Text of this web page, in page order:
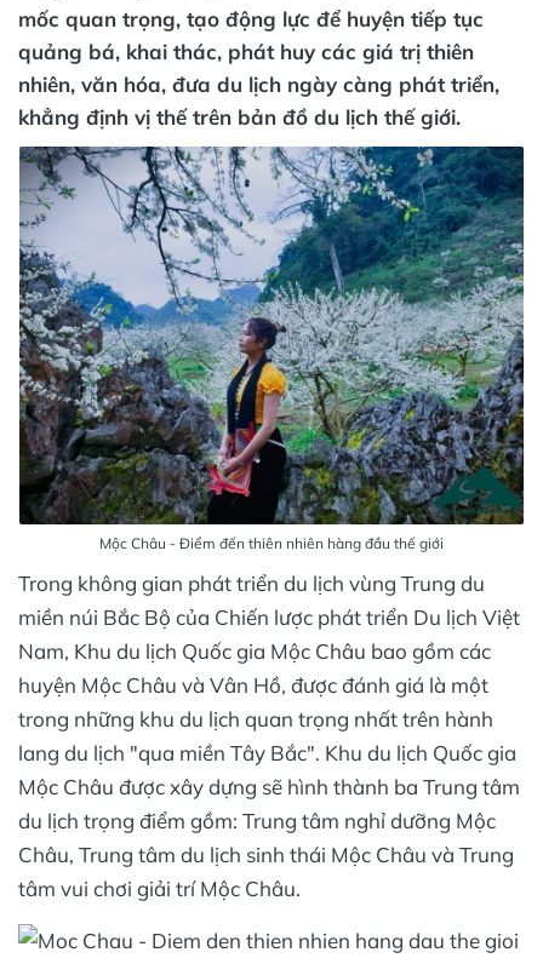
mốc quan trọng, tạo động lực để huyện tiếp tục
quảng bá, khai thác, phát huy các giá trị thiên
nhiên, văn hóa, đưa du lịch ngày càng phát triển,
khẳng định vị thế trên bản đồ du lịch thế giới.
Mộc Châu - Điểm đến thiên nhiên hàng đầu thế giới
Trong không gian phát triển du lịch vùng Trung du
miền núi Bắc Bộ của Chiến lược phát triển Du lịch Việt
Nam, Khu du lịch Quốc gia Mộc Châu bao gồm các
huyện Mộc Châu và Vân Hồ, được đánh giá là một
trong những khu du lịch quan trọng nhất trên hành
lang du lịch "qua miền Tây Bắc". Khu du lịch Quốc gia
Mộc Châu được xây dựng sẽ hình thành ba Trung tâm
du lịch trọng điểm gồm: Trung tâm nghỉ dưỡng Mộc
Châu, Trung tâm du lịch sinh thái Mộc Châu và Trung
tâm vui chơi giải trí Mộc Châu.